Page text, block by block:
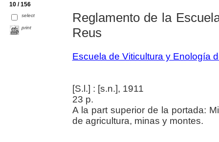
10 / 156
select
print
Reglamento de la
Reus
Escuela de Viticultura y Enología
[S.l.] : [s.n.], 1911
23 p.
A la part superior de la portada:
de agricultura, minas y montes.